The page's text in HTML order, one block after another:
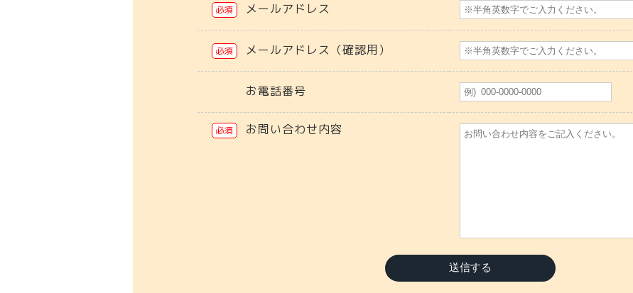
必須 メールアドレス
必須 メールアドレス（確認用）
お電話番号
必須 お問い合わせ内容